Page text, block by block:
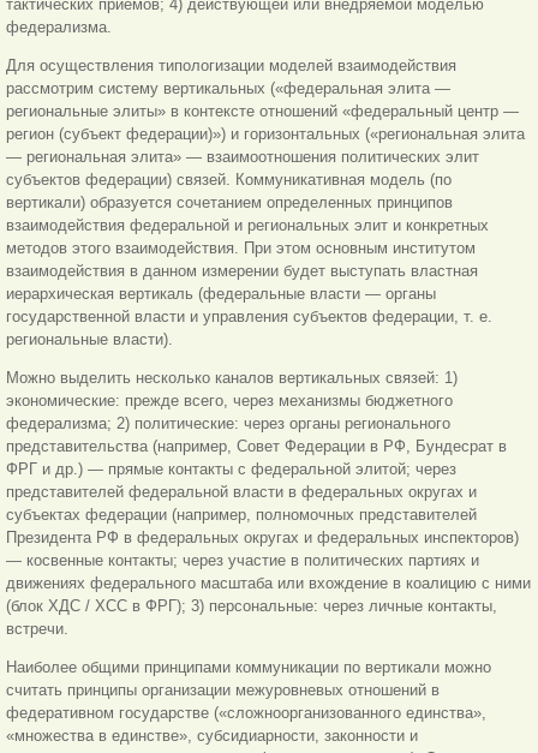
тактических приемов; 4) действующей или внедряемой моделью
федерализма.
Для осуществления типологизации моделей взаимодействия
рассмотрим систему вертикальных («федеральная элита —
региональные элиты» в контексте отношений «федеральный центр —
регион (субъект федерации)») и горизонтальных («региональная элита
— региональная элита» — взаимоотношения политических элит
субъектов федерации) связей. Коммуникативная модель (по
вертикали) образуется сочетанием определенных принципов
взаимодействия федеральной и региональных элит и конкретных
методов этого взаимодействия. При этом основным институтом
взаимодействия в данном измерении будет выступать властная
иерархическая вертикаль (федеральные власти — органы
государственной власти и управления субъектов федерации, т. е.
региональные власти).
Можно выделить несколько каналов вертикальных связей: 1)
экономические: прежде всего, через механизмы бюджетного
федерализма; 2) политические: через органы регионального
представительства (например, Совет Федерации в РФ, Бундесрат в
ФРГ и др.) — прямые контакты с федеральной элитой; через
представителей федеральной власти в федеральных округах и
субъектах федерации (например, полномочных представителей
Президента РФ в федеральных округах и федеральных инспекторов)
— косвенные контакты; через участие в политических партиях и
движениях федерального масштаба или вхождение в коалицию с ними
(блок ХДС / ХСС в ФРГ); 3) персональные: через личные контакты,
встречи.
Наиболее общими принципами коммуникации по вертикали можно
считать принципы организации межуровневых отношений в
федеративном государстве («сложноорганизованного единства»,
«множества в единстве», субсидиарности, законности и